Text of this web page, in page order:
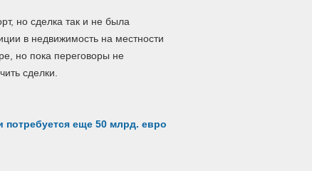
но сделка так и не была
в недвижимость на местности
но пока переговоры не
сделки.
потребуется еще 50 млрд. евро